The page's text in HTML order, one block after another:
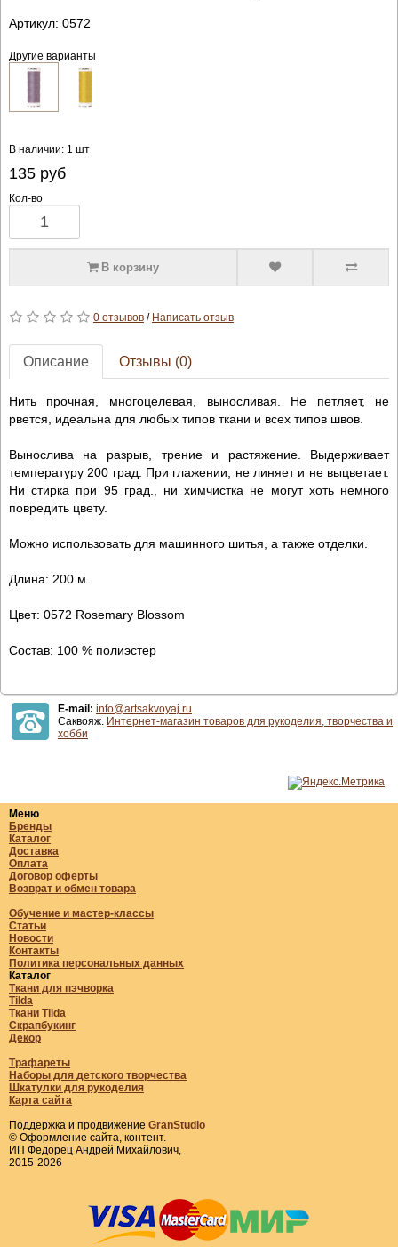
Артикул: 0572
Другие варианты
В наличии: 1 шт
135руб
Кол-во
В корзину
0 отзывов/ Написать отзыв
Описание Отзывы (0)
Нить прочная, многоцелевая, выносливая. Не петляет, не
рвется, идеальна для любых типов ткани и всех типов швов.
Вынослива на разрыв, трение и растяжение. Выдерживает
температуру 200 град. При глажении, не линяет и не выцветает.
Ни стирка при 95 град., ни химчистка не могут хоть немного
повредить цвету.
Можно использовать для машинного шитья, а также отделки.
Длина: 200 м.
Цвет: 0572 Rosemary Blossom​
Состав: 100 % полиэстер
E-mail: info@artsakvoyaj.ru
Саквояж. Интернет-магазин товаров для рукоделия, творчества и
хобби
Меню
Бренды
Каталог
Доставка
Оплата
Договор оферты
Возврат и обмен товара
Обучение и мастер-классы
Статьи
Новости
Контакты
Политика персональных данных
Каталог
Ткани для пэчворка
Tilda
Ткани Tilda
Скрапбукинг
Декор
Трафареты
Наборы для детского творчества
Шкатулки для рукоделия
Карта сайта
Поддержка и продвижение GranStudio
© Оформление сайта, контент.
ИП Федорец Андрей Михайлович,
2015-2026